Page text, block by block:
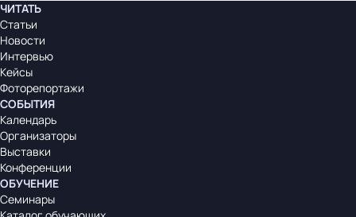
ЧИТАТЬ
Статьи
Новости
Интервью
Кейсы
Фоторепортажи
СОБЫТИЯ
Календарь
Организаторы
Выставки
Конференции
ОБУЧЕНИЕ
Семинары